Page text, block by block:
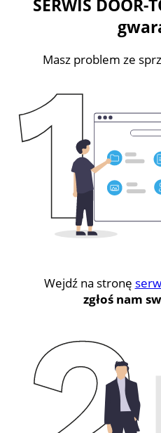
SERWIS DOOR-
Masz problem ze
Wejdź na stronę
zgłoś nam